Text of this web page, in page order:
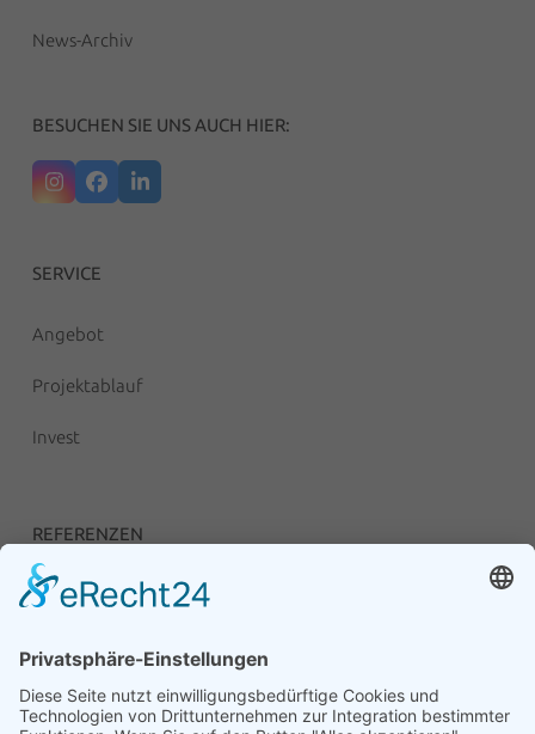
News-Archiv
BESUCHEN SIE UNS AUCH HIER:
Instagram
FacebookLinkedIn
SERVICE
Angebot
Projektablauf
Invest
REFERENZEN
Unsere Anlagen